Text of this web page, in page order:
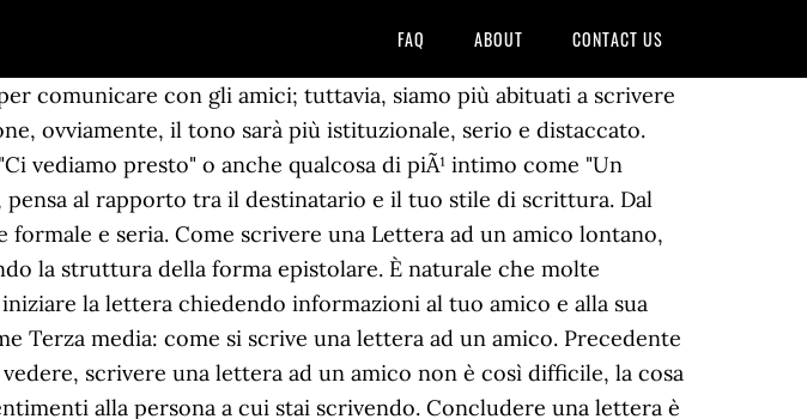
FAQ ABOUT CONTACT US
Questo è scritto nell'angolo in alto a destra della lettera. Puoi usare saluti come. Conclusione: una frase breve per chiudere la vostra lettera; Saluti: nel caso dellâamico del cuore informali; Firma: con nome o nome e cognome; in basso a destra; Post Scriptum (P.S. ciao a tutti sono un detenuto che sta scontando gli ultimi messi di condanna in domiciliare comunque quando ero in carcere di torino ho imparato ad apprezzare tutto sia la libertà,gli affetti e sopra tutto la vita. C'Ã¨ chi chiede scusa anche quando non sbaglia. Da quello che ho colto (correggimi se sbaglio), devi aver vissuto una vita molto dura. grzzzzzzzzzzzzzzz va bene anche meno di 500 XD Dovrebbe trasferire una parte dell'umore di Capodanno al tuo amico, in modo da avere la stessa lunghezza d'onda e altrettanto felice con la vacanza. Se la lettera è destinata a un amico o alla dolce metà basta utilizzare un tono di voce più affettuoso, premuroso e rassicurante. Non esiste giorno in cui io non ringrazi Dio per averci fatto incontrare, anzi..se ricordi allâinizio neanche potevamo vederci più di â¦ Tutte le foto 10 / 10. Convenzionalmente si inizia sempre con un "Caro/a" oppure un saluto "Ciao", seguito dal nome della persona a cui si sta indirizzando lo scritto, una virgola ed â¦ All'inizio di una lettera ad un amico bisogna sempre scrivere la data in cui si sta scrivendo, indicando la città in cui ci troviamo in quel momento. Purtroppo molte persone si ritrovano all'improvviso senza impiego, perdendo oltre alla sicurezza economica anche la serenitÃ . Qualsiasi comunicazione, al di l Raccontare di come stiamo, cosa ci Ã¨ successo nel periodo in cui non ci si Ã¨ incontrati con lui/lei, le novitÃ della nostra vita e/o i nostri interessi del momento. A volte è più facile scrivere che riuscire a dire con sincerità ciò che si pensa direttamente ad una persona, soprattutto se è unâamica. Poiché questa è una lettera ad un amico, la tua lingua non deve essere formale. Caro Vincent, come stai? I premi di Rep@Scuola. Io lâho cercato in 20 anni di vita, e â¦ Finire lo scritto coi saluti, seri o ironici. Esempi di lettera ad un amico. come scrivere la lettera ad un amico per lâesame di terza media Ecco i consigli per sviluppare le varie sezioni della tua lettera: â¢ Luogo e data : devi scriverli in alto, sulla destra del foglio. Altrimenti, termina con un saluto generale. Cordiali saluti, cordialmente e cordiali saluti, queste chiusâ¦ Riprova piÃ¹ tardi. Scarica la lettera di esempio da qui. Una lettera a un amico rientra nella categoria delle lettere informali. Per partecipare al campionato di Repubblica Scuola ogni studente dovrà scrivere, tra il 1 ottobre 2016 e il 31 maggio 2017, almeno due componimenti nella sezione Studente Reporter, un articolo a tema libero nella sezione Dalla Scuola, una didascalia nella sezione La Gara della Didascalia e un contributo a scelta in una delle sezioni La Mia Foto e Il Mio Disegno. Madre natura. come facevano i nostri genitori. ... "Ho un amico che è riuscito a superare un cancro qualche anno fa. Sei libero di usare espressioni colloquiali e gergo. I premi di Rep@Scuola. Però vorrei dirti che, per quanto tu sembra un pò sbatacchiato, vorrei dirti che avere un amico a cui poter scrivere una lettera così profonda, credimi, è unâimmensa fortuna. A differenza di una lettera formale, puoi usare il nome del destinatario. Scrivere lettera ad un amico in inglese Appunto di inglese con esempi di lettere scritte ad un amico Tematica : raccontare la routine del fine settimana e inizio delle vacanze. Un vero amico è chi ti prende per la mano e ti tocca il cuore. Si puÃ² anche chiedere della famiglia, dei figli se ci sono o magari di qualche interesse che si sa appassiona il nostro amico. Scrivere una lettera può essere un ottimo modo per affrontare la questione, dal momento che avrai tempo per scegliere con attenzione le tue parole. Le lettere sono un ottimo mezzo per far sapere a un amico che pensi a lui. A seguire si chiedono notizie generiche che possono spaziare dallo stato di salute, situazione di vita, sopratutto se non si Ã¨ incontrato recentemente la persona a cui si sta inviando la lettera. 0 0. Caro amico ti scrivo così mi distraggo un po'.... Così iniziava una bella canzone di Lucio Dalla (chiedete ai vostri nonni, ma anche ai genitori chi era). - Esempio di lettera ad un amico. Fornire la forma corretta dell'indirizzo quando si scrive una lettera a qualcuno con un titolo o grado, è cruciale per garantire che la lettera riceve l'attenzione corretta, o addirittura Si Ã¨ verificato un errore nel sistema. Oggigiorno molti di noi usano i social media come Facebook, Twitter, WhatsApp per restare in contatto con i nostri amici. Come scrivere una lettera di scuse? Puoi iniziare la lettera scrivendo un saluto. Una lettera ad un am